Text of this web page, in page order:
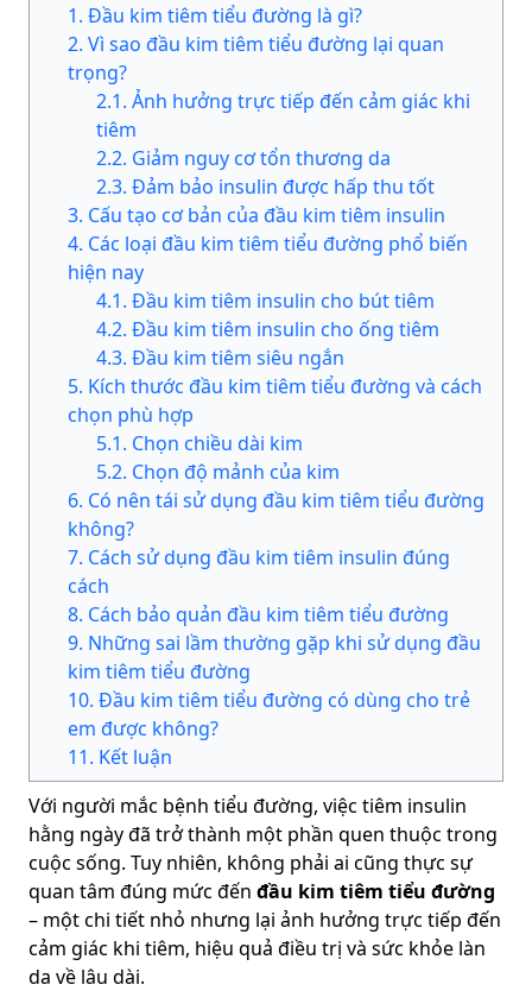
1. Đầu kim tiêm tiểu đường là gì?
2. Vì sao đầu kim tiêm tiểu đường lại quan
trọng?
2.1. Ảnh hưởng trực tiếp đến cảm giác khi
tiêm
2.2. Giảm nguy cơ tổn thương da
2.3. Đảm bảo insulin được hấp thu tốt
3. Cấu tạo cơ bản của đầu kim tiêm insulin
4. Các loại đầu kim tiêm tiểu đường phổ biến
hiện nay
4.1. Đầu kim tiêm insulin cho bút tiêm
4.2. Đầu kim tiêm insulin cho ống tiêm
4.3. Đầu kim tiêm siêu ngắn
5. Kích thước đầu kim tiêm tiểu đường và cách
chọn phù hợp
5.1. Chọn chiều dài kim
5.2. Chọn độ mảnh của kim
6. Có nên tái sử dụng đầu kim tiêm tiểu đường
không?
7. Cách sử dụng đầu kim tiêm insulin đúng
cách
8. Cách bảo quản đầu kim tiêm tiểu đường
9. Những sai lầm thường gặp khi sử dụng đầu
kim tiêm tiểu đường
10. Đầu kim tiêm tiểu đường có dùng cho trẻ
em được không?
11. Kết luận
Với người mắc bệnh tiểu đường, việc tiêm insulin
hằng ngày đã trở thành một phần quen thuộc trong
cuộc sống. Tuy nhiên, không phải ai cũng thực sự
quan tâm đúng mức đến đầu kim tiêm tiểu đường
– một chi tiết nhỏ nhưng lại ảnh hưởng trực tiếp đến
cảm giác khi tiêm, hiệu quả điều trị và sức khỏe làn
da về lâu dài.